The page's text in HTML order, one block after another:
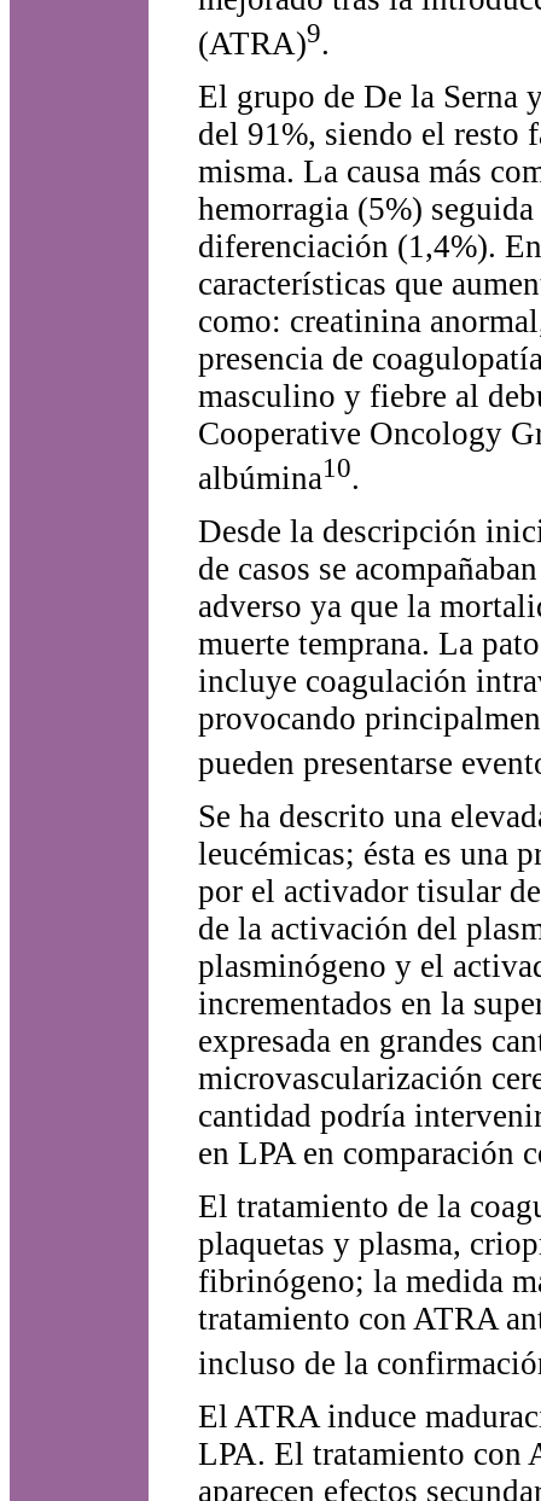
(ATRA)9.
El grupo de De la Serna
del 91%, siendo el resto
misma. La causa más
hemorragia (5%)
diferenciación (1,4%).
características que
como: creatinina
presencia de
masculino y fiebre al
Cooperative Oncology
albúmina10.
Desde la descripción
de casos se
adverso ya que la
muerte temprana. La
incluye coagulación
provocando
pueden presentarse
Se ha descrito una
leucémicas; ésta es una
por el activador tisular
de la activación del
plasminógeno y el
incrementados en la
expresada en grandes
microvascularización
cantidad podría
en LPA en comparación
El tratamiento de la
plaquetas y plasma,
fibrinógeno; la medida
tratamiento con ATRA
incluso de la
El ATRA induce
LPA. El tratamiento con
aparecen efectos